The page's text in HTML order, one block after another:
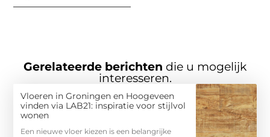
Gerelateerde berichten die u mogelijk
interesseren.
Vloeren in Groningen en Hoogeveen
vinden via LAB21: inspiratie voor stijlvol
wonen
Een nieuwe vloer kiezen is een belangrijke